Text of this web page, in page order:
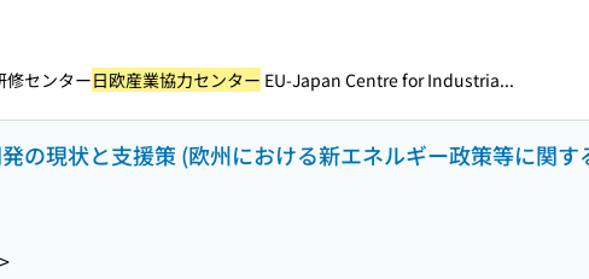
修センター日欧産業協力センター EU-Japan Centre for Industria...
の現状と支援策 (欧州における新エネルギー政策等に関す